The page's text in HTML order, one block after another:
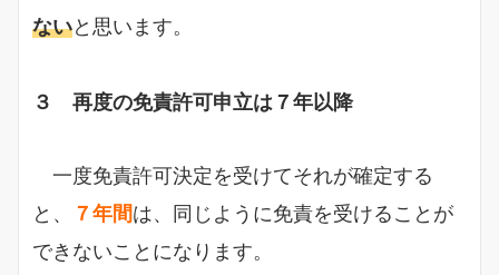
ないと思います。
３ 再度の免責許可申立は７年以降
一度免責許可決定を受けてそれが確定する
と、
７年間は、同じように免責を受けることが
できないことになります。